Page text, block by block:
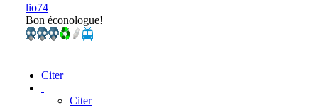
lio74
Bon éconologue!
Citer
Citer